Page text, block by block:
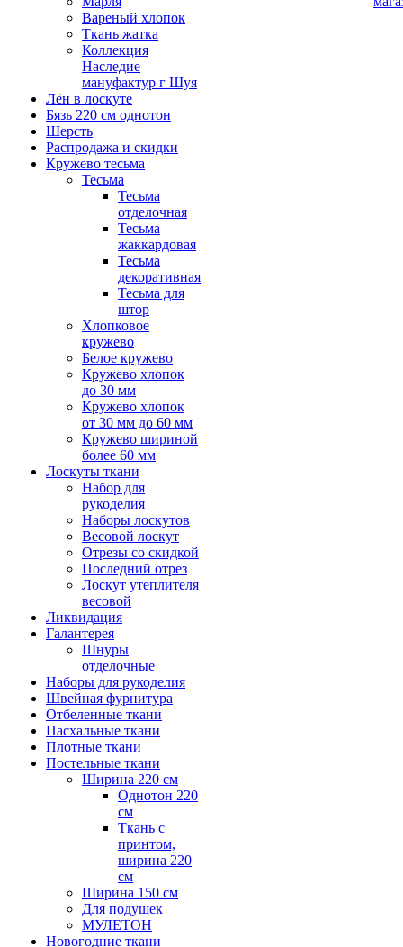
Вареный хлопок
Ткань жатка
Коллекция
Наследие
мануфактур г Шуя
Лён в лоскуте
Бязь 220 см однотон
Шерсть
Распродажа и скидки
Кружево тесьма
Тесьма
Тесьма
отделочная
Тесьма
жаккардовая
Тесьма
декоративная
Тесьма для
штор
Хлопковое
кружево
Белое кружево
Кружево хлопок
до 30 мм
Кружево хлопок
от 30 мм до 60 мм
Кружево шириной
более 60 мм
Лоскуты ткани
Набор для
рукоделия
Наборы лоскутов
Весовой лоскут
Отрезы со скидкой
Последний отрез
Лоскут утеплителя
весовой
Ликвидация
Галантерея
Шнуры
отделочные
Наборы для рукоделия
Швейная фурнитура
Отбеленные ткани
Пасхальные ткани
Плотные ткани
Постельные ткани
Ширина 220 см
Однотон 220
см
Ткань с
принтом,
ширина 220
см
Ширина 150 см
Для подушек
МУЛЕТОН
Новогодние ткани